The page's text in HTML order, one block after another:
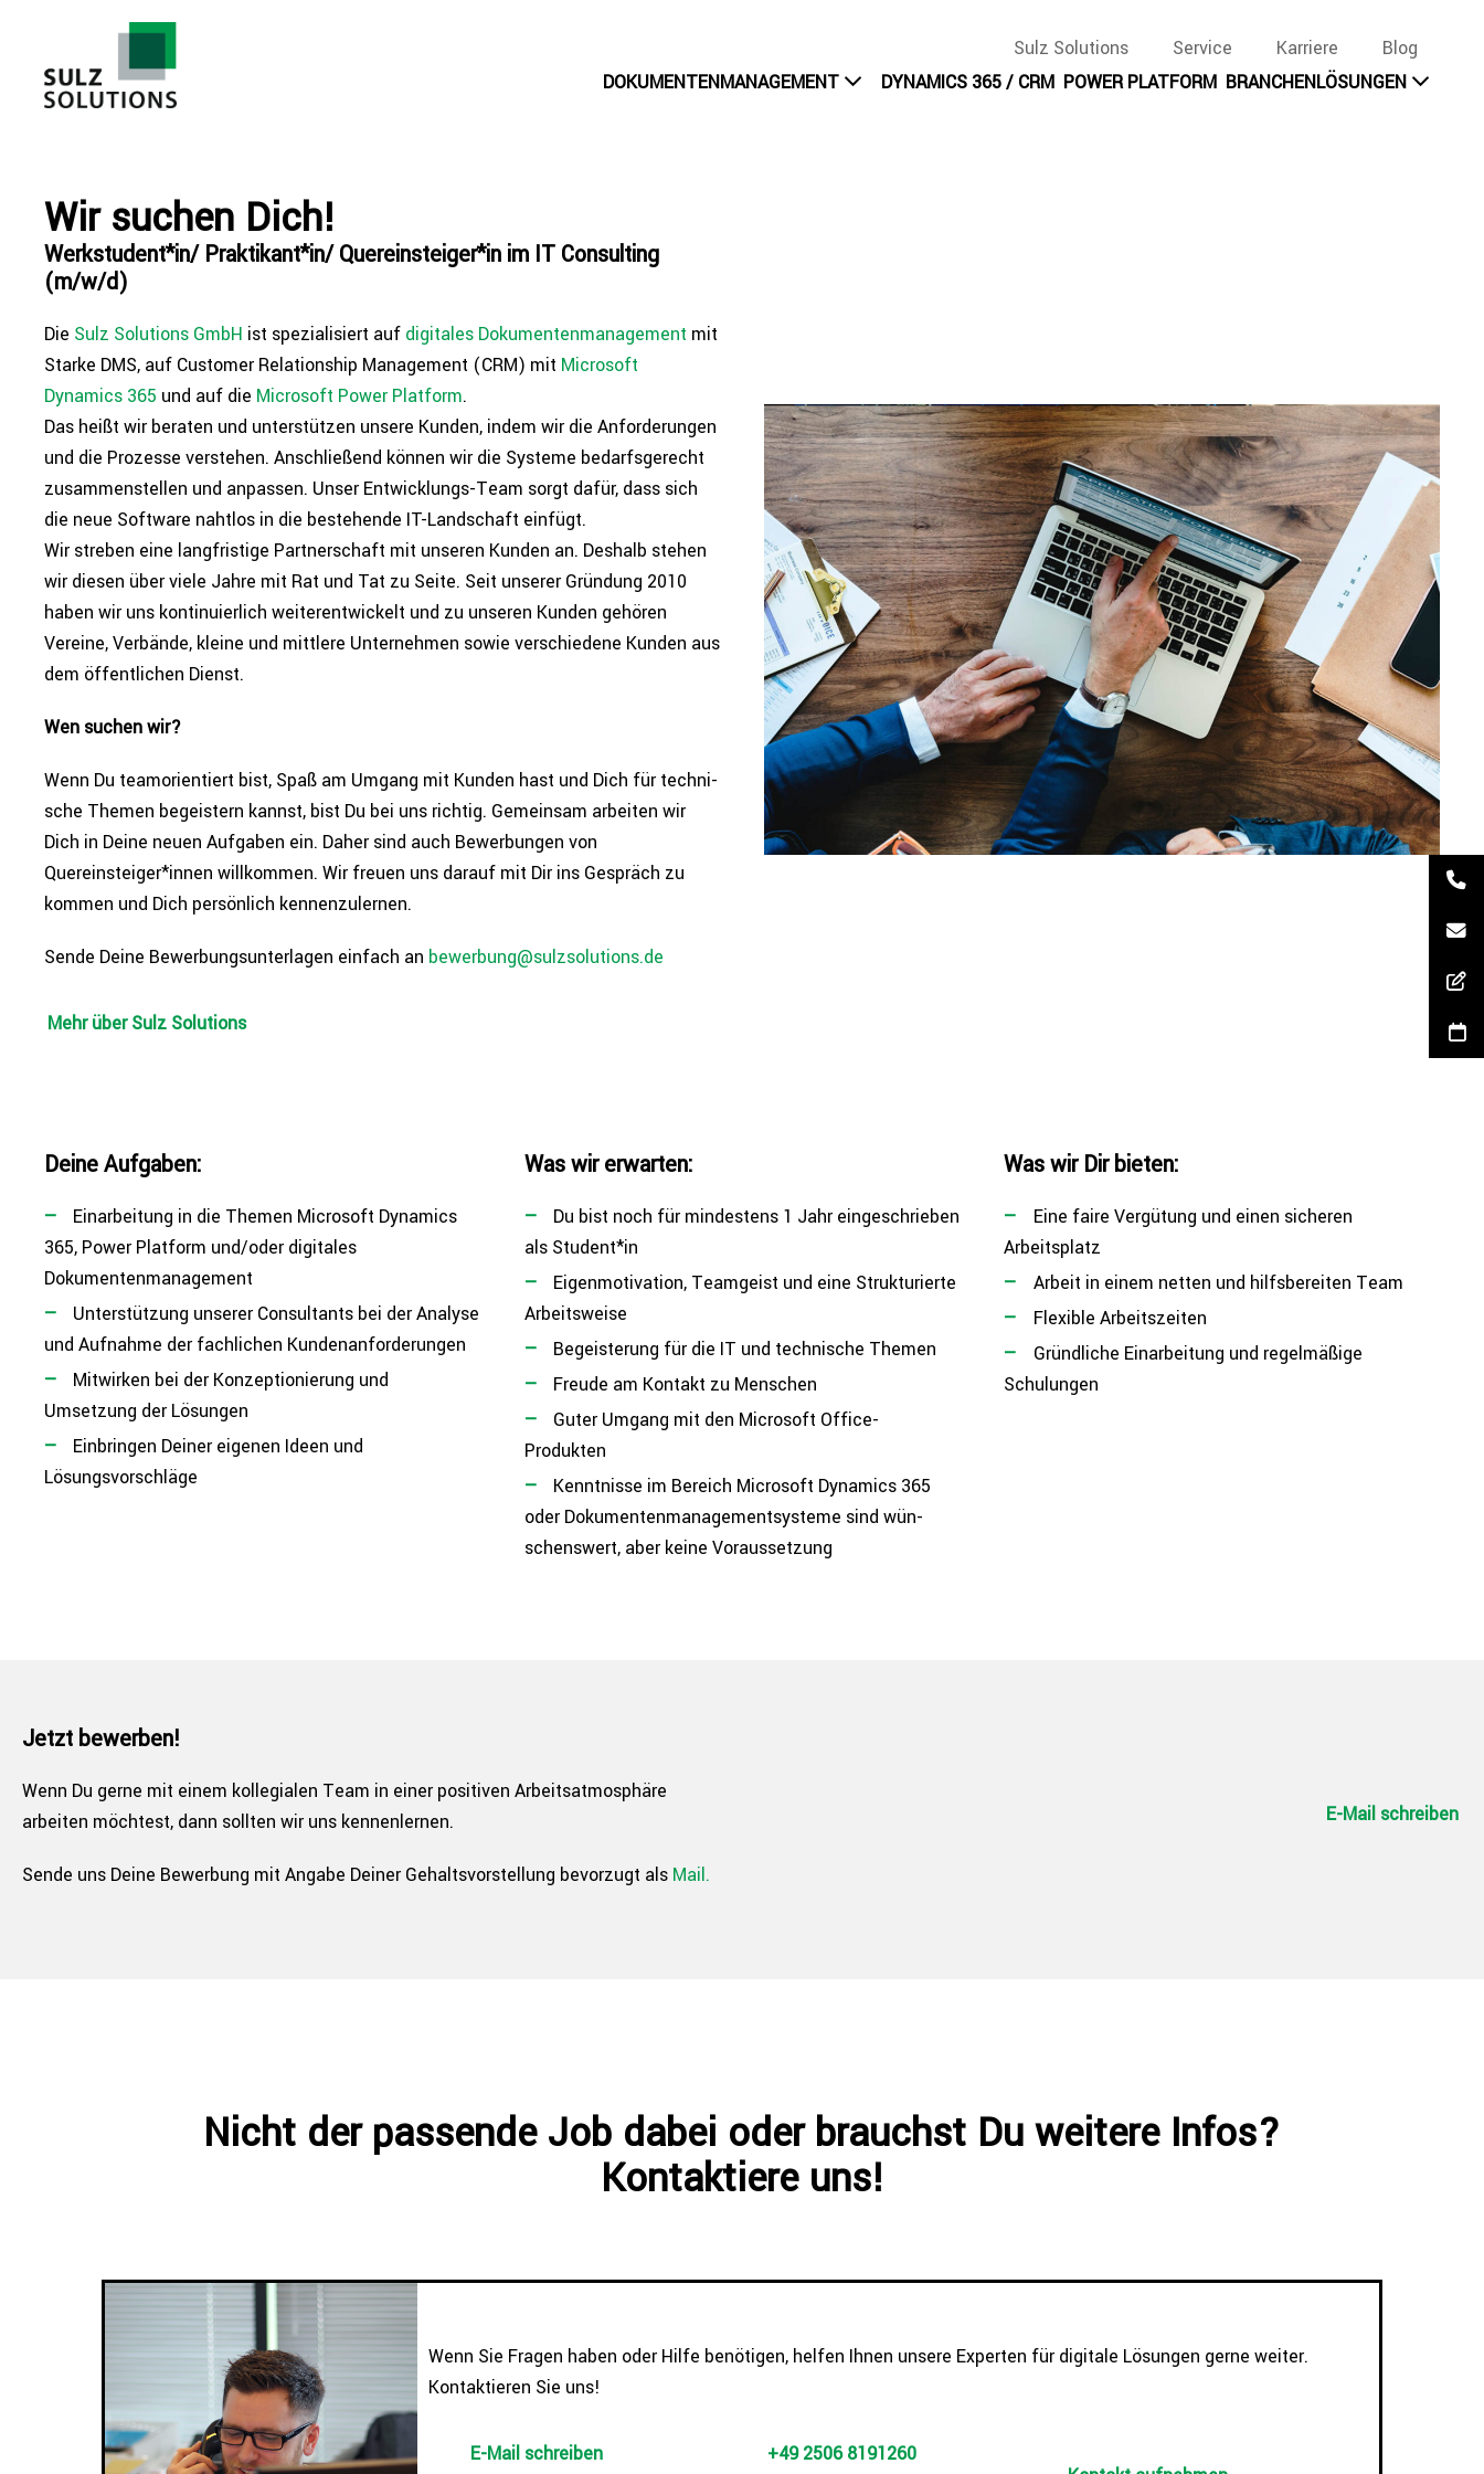
springen
Sulz Solutions Service Karriere
Blog
DOKUMENTENMANAGEMENT
DYNAMICS 365 / CRM POWER PLATFORM BRANCHENLÖSUNGEN
Wir suchen Dich!
Werkstudent*in/ Praktikant*in/ Quereinsteiger*in im IT Consulting
(m/w/d)
Die Sulz Solutions GmbH ist spe­zia­li­siert auf digitales Doku­men­ten­ma­nage­ment mit
Starke DMS, auf Customer Rela­ti­onship Manage­ment (CRM) mit Microsoft
Dynamics 365 und auf die Microsoft Power Platform.
Das heißt wir beraten und unter­stüt­zen unsere Kunden, indem wir die Anfor­de­run­gen
und die Prozesse verstehen. Anschlie­ßend können wir die Systeme bedarfs­ge­recht
zusam­men­stel­len und anpassen. Unser Ent­wick­lungs-Team sorgt dafür, dass sich
die neue Software nahtlos in die bestehen­de IT-Land­schaft einfügt.
Wir streben eine lang­fris­ti­ge Part­ner­schaft mit unseren Kunden an. Deshalb stehen
wir diesen über viele Jahre mit Rat und Tat zu Seite. Seit unserer Gründung 2010
haben wir uns kon­ti­nu­ier­lich wei­ter­ent­wi­ckelt und zu unseren Kunden gehören
Vereine, Verbände, kleine und mittlere Unter­neh­men sowie ver­schie­de­ne Kunden aus
dem öffent­li­chen Dienst.
Wen suchen wir?
Wenn Du team­ori­en­tiert bist, Spaß am Umgang mit Kunden hast und Dich für tech­ni­
sche Themen begeis­tern kannst, bist Du bei uns richtig. Gemeinsam arbeiten wir
Dich in Deine neuen Aufgaben ein. Daher sind auch Bewer­bun­gen von
Quereinsteiger*innen will­kom­men. Wir freuen uns darauf mit Dir ins Gespräch zu
kommen und Dich per­sön­lich kennenzulernen.
Sende Deine Bewer­bungs­un­ter­la­gen einfach an bewerbung@sulzsolutions.de
Mehr über Sulz Solutions
Deine Aufgaben:
Ein­ar­bei­tung in die Themen Microsoft Dynamics
365, Power Platform und/oder digitales
Dokumentenmanagement
Unter­stüt­zung unserer Con­sul­tants bei der Analyse
und Aufnahme der fach­li­chen Kundenanforderungen
Mitwirken bei der Kon­zep­tio­nie­rung und
Umsetzung der Lösungen
Ein­brin­gen Deiner eigenen Ideen und
Lösungsvorschläge
Was wir erwarten:
Du bist noch für min­des­tens 1 Jahr ein­ge­schrie­ben
als Student*in
Eigen­mo­ti­va­ti­on, Teamgeist und eine Struk­tu­rier­te
Arbeitsweise
Begeis­te­rung für die IT und tech­ni­sche Themen
Freude am Kontakt zu Menschen
Guter Umgang mit den Microsoft Office-
Produkten
Kennt­nis­se im Bereich Microsoft Dynamics 365
oder Doku­men­ten­ma­nage­ment­sys­te­me sind wün­
schens­wert, aber keine Voraussetzung
Was wir Dir bieten:
Eine faire Vergütung und einen sicheren
Arbeitsplatz
Arbeit in einem netten und hilfs­be­rei­ten Team
Flexible Arbeits­zei­ten
Gründ­li­che Ein­ar­bei­tung und regel­mä­ßi­ge
Schulungen
Jetzt bewerben!
Wenn Du gerne mit einem kol­le­gia­len Team in einer positiven Arbeits­at­mo­sphä­re
arbeiten möchtest, dann sollten wir uns kennenlernen.
Sende uns Deine Bewerbung mit Angabe Deiner Gehalts­vor­stel­lung bevorzugt als Mail.
E-Mail schreiben
Nicht der passende Job dabei oder brauchst Du weitere Infos?
Kontaktiere uns!
Wenn Sie Fragen haben oder Hilfe benötigen, helfen Ihnen unsere Experten für digitale Lösungen gerne weiter.
Kontaktieren Sie uns!
E-Mail schreiben
+49 2506 8191260